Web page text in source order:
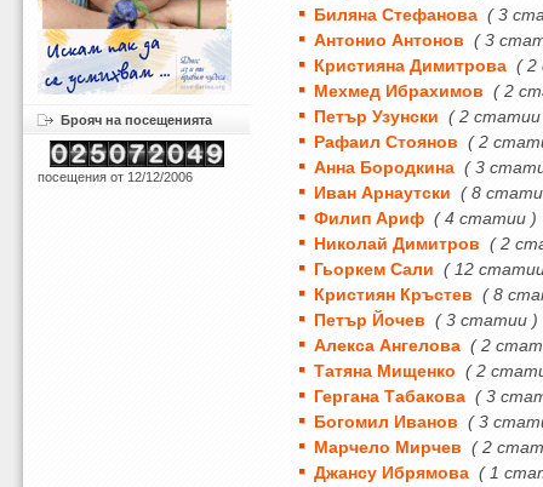
Биляна Стефанова ( 3
Антонио Антонов ( 3
Кристияна Димитрова ( 2
Мехмед Ибрахимов ( 2
Петър Узунски ( 2
Рафаил Стоянов ( 2
Анна Бородкина ( 3
Иван Арнаутски ( 8
Филип Ариф ( 4 статии )
Николай Димитров ( 2
Гьоркем Сали ( 12
Кристиян Кръстев ( 8
Петър Йочев ( 3 статии )
Алекса Ангелова ( 2
Татяна Мищенко ( 2
Гергана Табакова ( 3
Богомил Иванов ( 3
Марчело Мирчев ( 2
Джансу Ибрямова ( 1
Брояч на посещенията
посещения от 12/12/2006